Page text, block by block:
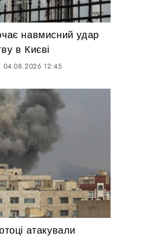
навмисний удар
в Києві
04.08.2026 12:45
атакували